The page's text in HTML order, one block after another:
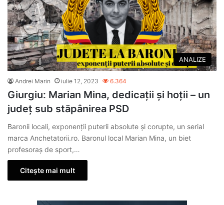
ANALIZE
Andrei Marin iulie 12, 2023 6.364
Giurgiu: Marian Mina, dedicații și hoții – un
județ sub stăpânirea PSD
Baronii locali, exponenții puterii absolute și corupte, un serial
marca Anchetatorii.ro. Baronul local Marian Mina, un biet
profesoraș de sport,…
Citește mai mult